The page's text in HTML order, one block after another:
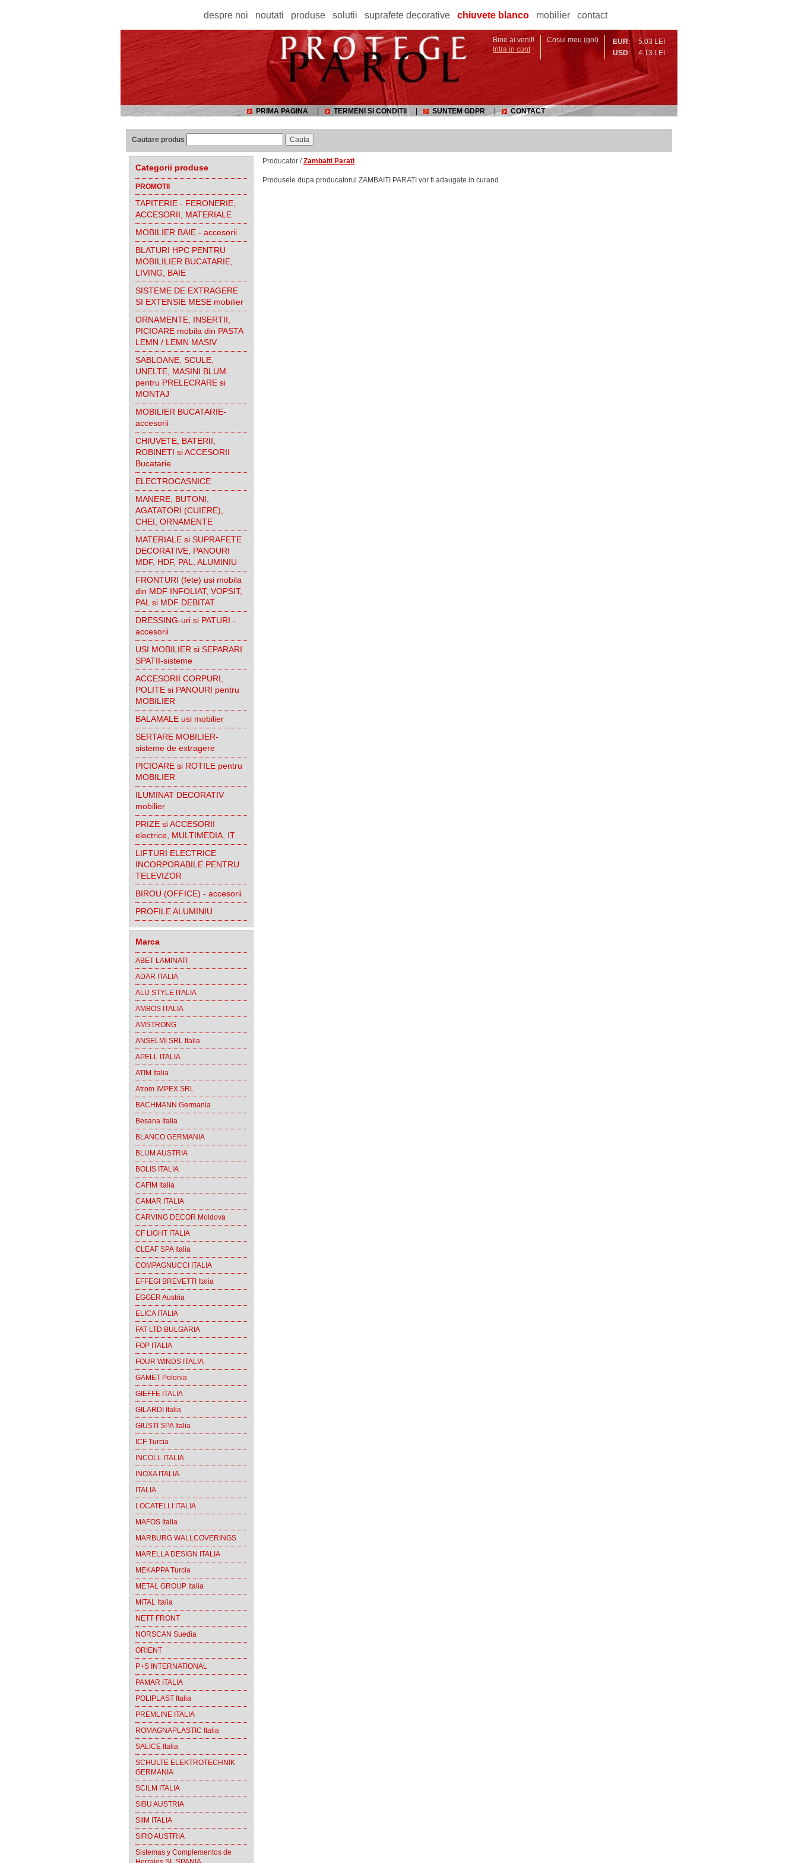
despre noi noutati produse solutii suprafete decorative chiuvete blanco mobilier contact
Bine ai venit!
Intra in cont
Cosul meu (gol) EUR:
5.03 LEI
USD: 4.13 LEI
PRIMA PAGINA TERMENI SI CONDITII SUNTEM GDPR CONTACT
Cautare produs
Categorii produse
PROMOTII
TAPITERIE - FERONERIE,
ACCESORII, MATERIALE
MOBILIER BAIE - accesorii
BLATURI HPC PENTRU
MOBILILIER BUCATARIE,
LIVING, BAIE
SISTEME DE EXTRAGERE
SI EXTENSIE MESE mobilier
ORNAMENTE, INSERTII,
PICIOARE mobila din PASTA
LEMN / LEMN MASIV
SABLOANE, SCULE,
UNELTE, MASINI BLUM
pentru PRELECRARE si
MONTAJ
MOBILIER BUCATARIE-
accesorii
CHIUVETE, BATERII,
ROBINETI si ACCESORII
Bucatarie
ELECTROCASNICE
MANERE, BUTONI,
AGATATORI (CUIERE),
CHEI, ORNAMENTE
MATERIALE si SUPRAFETE
DECORATIVE, PANOURI
MDF, HDF, PAL, ALUMINIU
FRONTURI (fete) usi mobila
din MDF INFOLIAT, VOPSIT,
PAL si MDF DEBITAT
DRESSING-uri si PATURI -
accesorii
USI MOBILIER si SEPARARI
SPATII-sisteme
ACCESORII CORPURI,
POLITE si PANOURI pentru
MOBILIER
BALAMALE usi mobilier
SERTARE MOBILIER-
sisteme de extragere
PICIOARE si ROTILE pentru
MOBILIER
ILUMINAT DECORATIV
mobilier
PRIZE si ACCESORII
electrice, MULTIMEDIA, IT
LIFTURI ELECTRICE
INCORPORABILE PENTRU
TELEVIZOR
BIROU (OFFICE) - accesorii
PROFILE ALUMINIU
Marca
ABET LAMINATI
ADAR ITALIA
ALU STYLE ITALIA
AMBOS ITALIA
AMSTRONG
ANSELMI SRL Italia
APELL ITALIA
ATIM Italia
Atrom IMPEX SRL
BACHMANN Germania
Besana Italia
BLANCO GERMANIA
BLUM AUSTRIA
BOLIS ITALIA
CAFIM Italia
CAMAR ITALIA
CARVING DECOR Moldova
CF LIGHT ITALIA
CLEAF SPA Italia
COMPAGNUCCI ITALIA
EFFEGI BREVETTI Italia
EGGER Austria
ELICA ITALIA
FAT LTD BULGARIA
FOP ITALIA
FOUR WINDS ITALIA
GAMET Polonia
GIEFFE ITALIA
GILARDI Italia
GIUSTI SPA Italia
ICF Turcia
INCOLL ITALIA
INOXA ITALIA
ITALIA
LOCATELLI ITALIA
MAFOS Italia
MARBURG WALLCOVERINGS
MARELLA DESIGN ITALIA
MEKAPPA Turcia
METAL GROUP Italia
MITAL Italia
NETT FRONT
NORSCAN Suedia
ORIENT
P+S INTERNATIONAL
PAMAR ITALIA
POLIPLAST Italia
PREMLINE ITALIA
ROMAGNAPLASTIC Italia
SALICE Italia
SCHULTE ELEKTROTECHNIK
GERMANIA
SCILM ITALIA
SIBU AUSTRIA
SIIM ITALIA
SIRO AUSTRIA
Sistemas y Complementos de
Producator /Zambaiti Parati
Produsele dupa producatorul ZAMBAITI PARATI vor fi adaugate in curand